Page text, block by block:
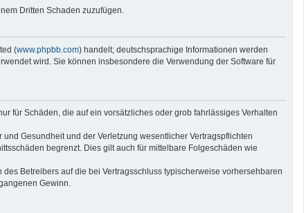
Dritten Schaden zuzufügen.
(www.phpbb.com) handelt; deutschsprachige Informationen werden
wird. Sie können insbesondere die Verwendung der Software für
für Schäden, die auf ein vorsätzliches oder grob fahrlässiges Verhalten
Gesundheit und der Verletzung wesentlicher Vertragspflichten
begrenzt. Dies gilt auch für mittelbare Folgeschäden wie
Betreibers auf die bei Vertragsschluss typischerweise vorhersehbaren
Gewinn.